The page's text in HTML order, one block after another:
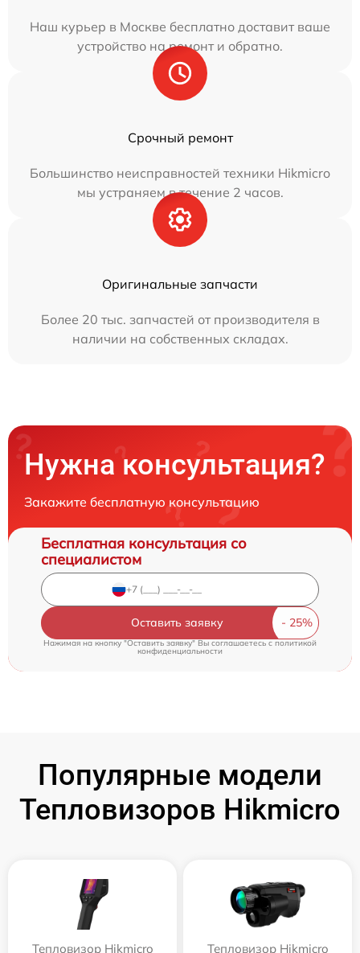
Наш курьер в Москве бесплатно доставит ваше
устройство на ремонт и обратно.
Срочный ремонт
Большинство неисправностей техники Hikmicro
мы устраняем в течение 2 часов.
Оригинальные запчасти
Более 20 тыс. запчастей от производителя в
наличии на собственных складах.
Нужна консультация?
Закажите бесплатную консультацию
Бесплатная консультация со
специалистом
Оставить заявку
Нажимая на кнопку "Оставить заявку" Вы соглашаетесь cполитикой
конфиденциальности
Популярные модели
Тепловизоров Hikmicro
Тепловизор Hikmicro Тепловизор Hikmicro